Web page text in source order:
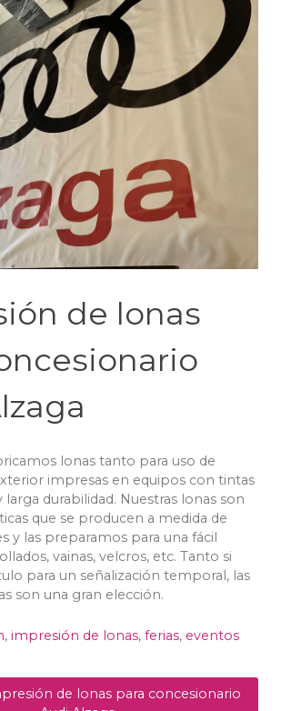
de lonas
lonas tanto para uso de
impresas en equipos con tintas
larga durabilidad. Nuestras lonas son
que se producen a medida de
y las preparamos para una fácil
vainas, velcros, etc. Tanto si
para un señalización temporal, las
son una gran elección.
, impresión de lonas, ferias, eventos
de lonas para concesionario